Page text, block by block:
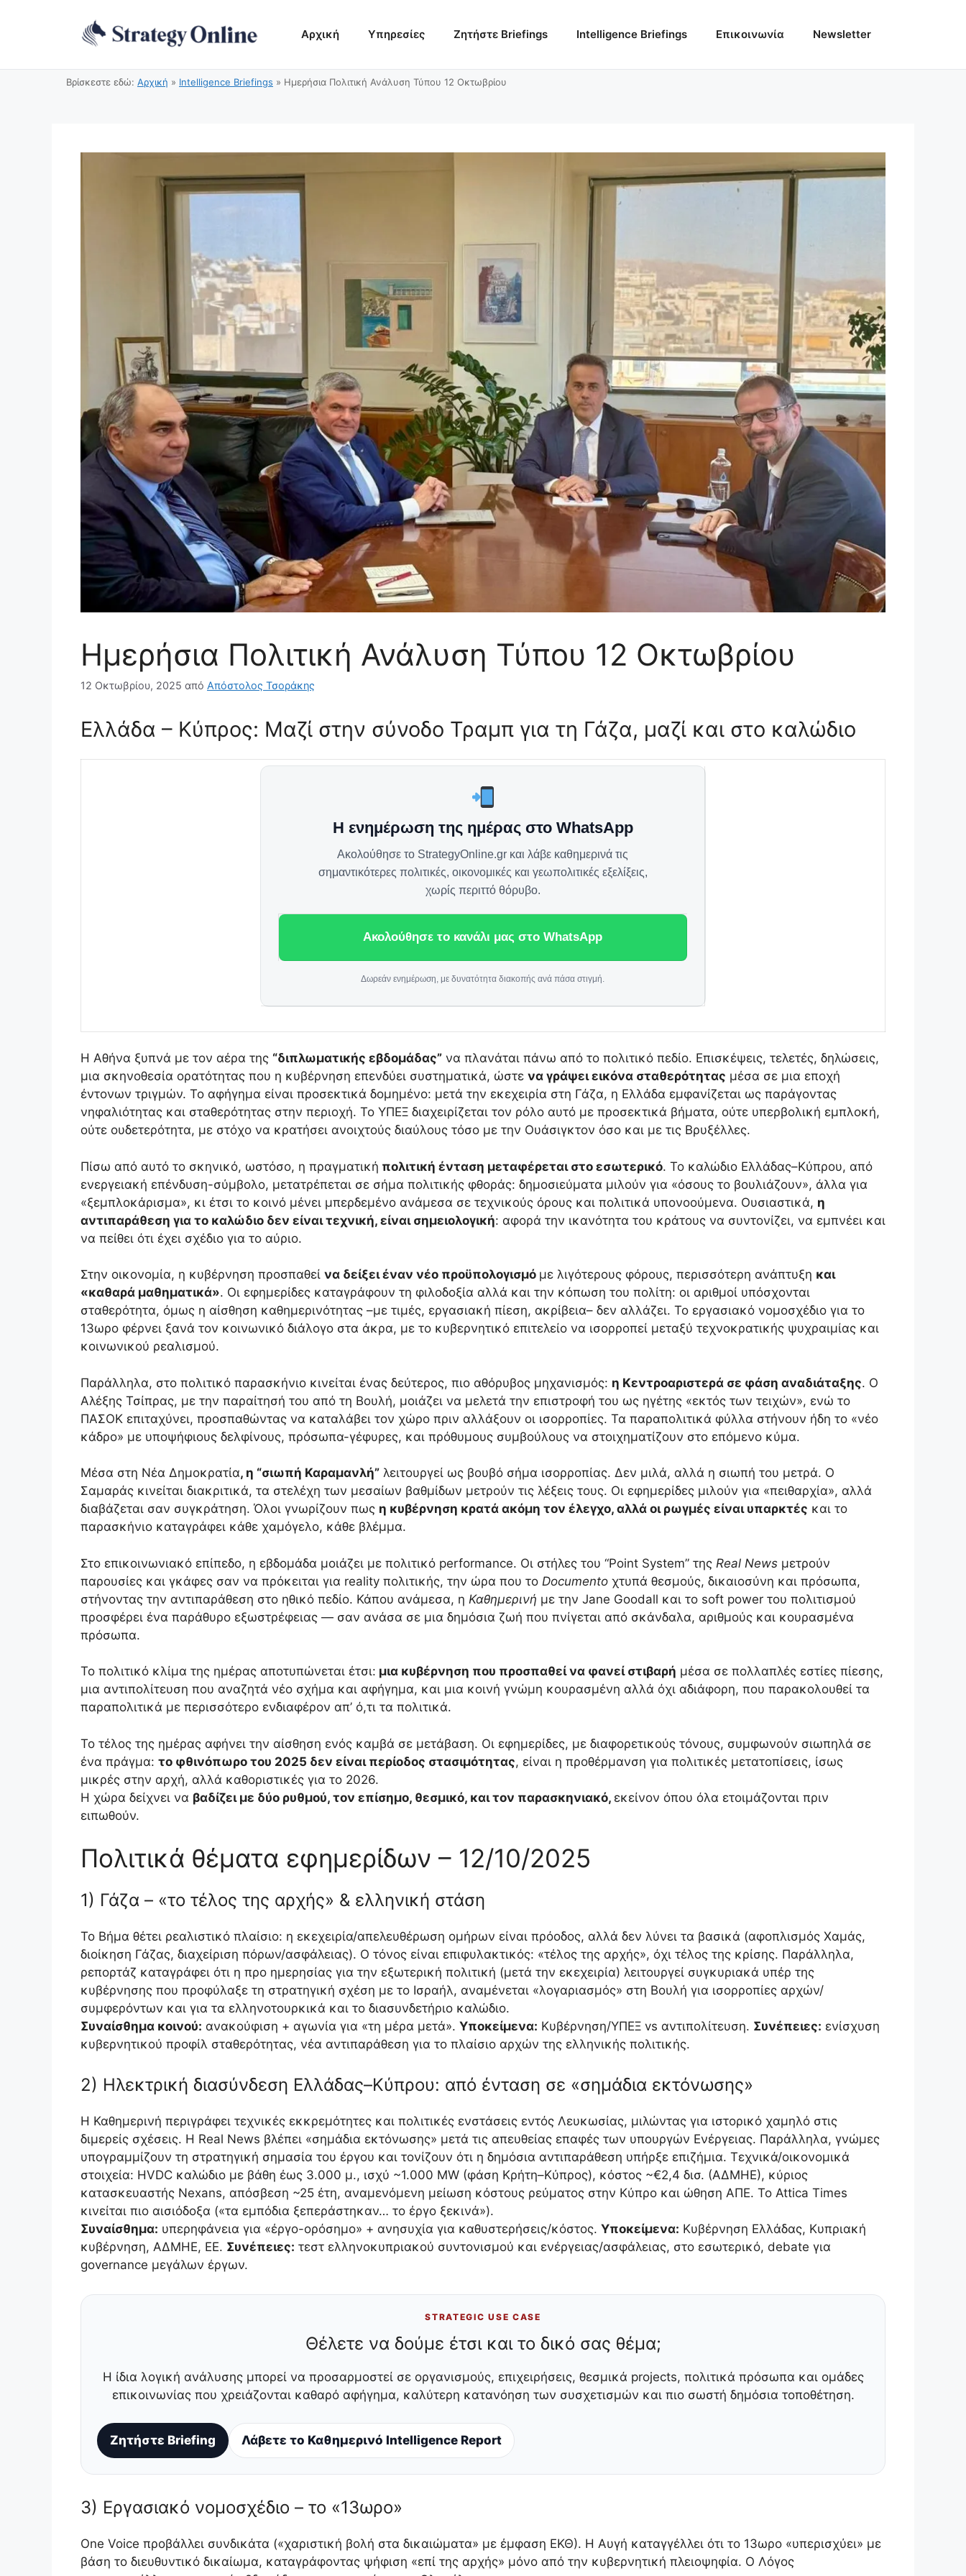
Αρχική Υπηρεσίες Ζητήστε Briefings Intelligence Briefings Επικοινωνία Newsletter
Βρίσκεστε εδώ: Αρχική » Intelligence Briefings » Ημερήσια Πολιτική Ανάλυση Τύπου 12 Οκτωβρίου
Ημερήσια Πολιτική Ανάλυση Τύπου 12 Οκτωβρίου
12 Οκτωβρίου, 2025 από Απόστολος Τσοράκης
Ελλάδα – Κύπρος: Μαζί στην σύνοδο Τραμπ για τη Γάζα, μαζί και στο καλώδιο
Η ενημέρωση της ημέρας στο WhatsApp
Ακολούθησε το StrategyOnline.gr και λάβε καθημερινά τις
σημαντικότερες πολιτικές, οικονομικές και γεωπολιτικές εξελίξεις,
χωρίς περιττό θόρυβο.
Ακολούθησε το κανάλι μας στο WhatsApp
Δωρεάν ενημέρωση, με δυνατότητα διακοπής ανά πάσα στιγμή.
Η Αθήνα ξυπνά με τον αέρα της “διπλωματικής εβδομάδας” να πλανάται πάνω από το πολιτικό πεδίο. Επισκέψεις, τελετές, δηλώσεις,
μια σκηνοθεσία ορατότητας που η κυβέρνηση επενδύει συστηματικά, ώστε να γράψει εικόνα σταθερότητας μέσα σε μια εποχή
έντονων τριγμών. Το αφήγημα είναι προσεκτικά δομημένο: μετά την εκεχειρία στη Γάζα, η Ελλάδα εμφανίζεται ως παράγοντας
νηφαλιότητας και σταθερότητας στην περιοχή. Το ΥΠΕΞ διαχειρίζεται τον ρόλο αυτό με προσεκτικά βήματα, ούτε υπερβολική εμπλοκή,
ούτε ουδετερότητα, με στόχο να κρατήσει ανοιχτούς διαύλους τόσο με την Ουάσιγκτον όσο και με τις Βρυξέλλες.
Πίσω από αυτό το σκηνικό, ωστόσο, η πραγματική πολιτική ένταση μεταφέρεται στο εσωτερικό. Το καλώδιο Ελλάδας–Κύπρου, από
ενεργειακή επένδυση-σύμβολο, μετατρέπεται σε σήμα πολιτικής φθοράς: δημοσιεύματα μιλούν για «όσους το βουλιάζουν», άλλα για
«ξεμπλοκάρισμα», κι έτσι το κοινό μένει μπερδεμένο ανάμεσα σε τεχνικούς όρους και πολιτικά υπονοούμενα. Ουσιαστικά, η
αντιπαράθεση για το καλώδιο δεν είναι τεχνική, είναι σημειολογική: αφορά την ικανότητα του κράτους να συντονίζει, να εμπνέει και
να πείθει ότι έχει σχέδιο για το αύριο.
Στην οικονομία, η κυβέρνηση προσπαθεί να δείξει έναν νέο προϋπολογισμό με λιγότερους φόρους, περισσότερη ανάπτυξη και
«καθαρά μαθηματικά». Οι εφημερίδες καταγράφουν τη φιλοδοξία αλλά και την κόπωση του πολίτη: οι αριθμοί υπόσχονται
σταθερότητα, όμως η αίσθηση καθημερινότητας –με τιμές, εργασιακή πίεση, ακρίβεια– δεν αλλάζει. Το εργασιακό νομοσχέδιο για το
13ωρο φέρνει ξανά τον κοινωνικό διάλογο στα άκρα, με το κυβερνητικό επιτελείο να ισορροπεί μεταξύ τεχνοκρατικής ψυχραιμίας και
κοινωνικού ρεαλισμού.
Παράλληλα, στο πολιτικό παρασκήνιο κινείται ένας δεύτερος, πιο αθόρυβος μηχανισμός: η Κεντροαριστερά σε φάση αναδιάταξης. Ο
Αλέξης Τσίπρας, με την παραίτησή του από τη Βουλή, μοιάζει να μελετά την επιστροφή του ως ηγέτης «εκτός των τειχών», ενώ το
ΠΑΣΟΚ επιταχύνει, προσπαθώντας να καταλάβει τον χώρο πριν αλλάξουν οι ισορροπίες. Τα παραπολιτικά φύλλα στήνουν ήδη το «νέο
κάδρο» με υποψήφιους δελφίνους, πρόσωπα-γέφυρες, και πρόθυμους συμβούλους να στοιχηματίζουν στο επόμενο κύμα.
Μέσα στη Νέα Δημοκρατία, η “σιωπή Καραμανλή” λειτουργεί ως βουβό σήμα ισορροπίας. Δεν μιλά, αλλά η σιωπή του μετρά. Ο
Σαμαράς κινείται διακριτικά, τα στελέχη των μεσαίων βαθμίδων μετρούν τις λέξεις τους. Οι εφημερίδες μιλούν για «πειθαρχία», αλλά
διαβάζεται σαν συγκράτηση. Όλοι γνωρίζουν πως η κυβέρνηση κρατά ακόμη τον έλεγχο, αλλά οι ρωγμές είναι υπαρκτές και το
παρασκήνιο καταγράφει κάθε χαμόγελο, κάθε βλέμμα.
Στο επικοινωνιακό επίπεδο, η εβδομάδα μοιάζει με πολιτικό performance. Οι στήλες του “Point System” της Real News μετρούν
παρουσίες και γκάφες σαν να πρόκειται για reality πολιτικής, την ώρα που το Documento χτυπά θεσμούς, δικαιοσύνη και πρόσωπα,
στήνοντας την αντιπαράθεση στο ηθικό πεδίο. Κάπου ανάμεσα, η Καθημερινή με την Jane Goodall και το soft power του πολιτισμού
προσφέρει ένα παράθυρο εξωστρέφειας — σαν ανάσα σε μια δημόσια ζωή που πνίγεται από σκάνδαλα, αριθμούς και κουρασμένα
πρόσωπα.
Το πολιτικό κλίμα της ημέρας αποτυπώνεται έτσι: μια κυβέρνηση που προσπαθεί να φανεί στιβαρή μέσα σε πολλαπλές εστίες πίεσης,
μια αντιπολίτευση που αναζητά νέο σχήμα και αφήγημα, και μια κοινή γνώμη κουρασμένη αλλά όχι αδιάφορη, που παρακολουθεί τα
παραπολιτικά με περισσότερο ενδιαφέρον απ’ ό,τι τα πολιτικά.
Το τέλος της ημέρας αφήνει την αίσθηση ενός καμβά σε μετάβαση. Οι εφημερίδες, με διαφορετικούς τόνους, συμφωνούν σιωπηλά σε
ένα πράγμα: το φθινόπωρο του 2025 δεν είναι περίοδος στασιμότητας, είναι η προθέρμανση για πολιτικές μετατοπίσεις, ίσως
μικρές στην αρχή, αλλά καθοριστικές για το 2026.
Η χώρα δείχνει να βαδίζει με δύο ρυθμού, τον επίσημο, θεσμικό, και τον παρασκηνιακό, εκείνον όπου όλα ετοιμάζονται πριν
ειπωθούν.
Πολιτικά θέματα εφημερίδων – 12/10/2025
1) Γάζα – «το τέλος της αρχής» & ελληνική στάση
Το Βήμα θέτει ρεαλιστικό πλαίσιο: η εκεχειρία/απελευθέρωση ομήρων είναι πρόοδος, αλλά δεν λύνει τα βασικά (αφοπλισμός Χαμάς,
διοίκηση Γάζας, διαχείριση πόρων/ασφάλειας). Ο τόνος είναι επιφυλακτικός: «τέλος της αρχής», όχι τέλος της κρίσης. Παράλληλα,
ρεπορτάζ καταγράφει ότι η προ ημερησίας για την εξωτερική πολιτική (μετά την εκεχειρία) λειτουργεί συγκυριακά υπέρ της
κυβέρνησης που προφύλαξε τη στρατηγική σχέση με το Ισραήλ, αναμένεται «λογαριασμός» στη Βουλή για ισορροπίες αρχών/
συμφερόντων και για τα ελληνοτουρκικά και το διασυνδετήριο καλώδιο.
Συναίσθημα κοινού: ανακούφιση + αγωνία για «τη μέρα μετά». Υποκείμενα: Κυβέρνηση/ΥΠΕΞ vs αντιπολίτευση. Συνέπειες: ενίσχυση
κυβερνητικού προφίλ σταθερότητας, νέα αντιπαράθεση για το πλαίσιο αρχών της ελληνικής πολιτικής.
2) Ηλεκτρική διασύνδεση Ελλάδας–Κύπρου: από ένταση σε «σημάδια εκτόνωσης»
Η Καθημερινή περιγράφει τεχνικές εκκρεμότητες και πολιτικές ενστάσεις εντός Λευκωσίας, μιλώντας για ιστορικό χαμηλό στις
διμερείς σχέσεις. Η Real News βλέπει «σημάδια εκτόνωσης» μετά τις απευθείας επαφές των υπουργών Ενέργειας. Παράλληλα, γνώμες
υπογραμμίζουν τη στρατηγική σημασία του έργου και τονίζουν ότι η δημόσια αντιπαράθεση υπήρξε επιζήμια. Τεχνικά/οικονομικά
στοιχεία: HVDC καλώδιο με βάθη έως 3.000 μ., ισχύ ~1.000 MW (φάση Κρήτη–Κύπρος), κόστος ~€2,4 δισ. (ΑΔΜΗΕ), κύριος
κατασκευαστής Nexans, απόσβεση ~25 έτη, αναμενόμενη μείωση κόστους ρεύματος στην Κύπρο και ώθηση ΑΠΕ. Το Attica Times
κινείται πιο αισιόδοξα («τα εμπόδια ξεπεράστηκαν… το έργο ξεκινά»).
Συναίσθημα: υπερηφάνεια για «έργο-ορόσημο» + ανησυχία για καθυστερήσεις/κόστος. Υποκείμενα: Κυβέρνηση Ελλάδας, Κυπριακή
κυβέρνηση, ΑΔΜΗΕ, ΕΕ. Συνέπειες: τεστ ελληνοκυπριακού συντονισμού και ενέργειας/ασφάλειας, στο εσωτερικό, debate για
governance μεγάλων έργων.
STRATEGIC USE CASE
Θέλετε να δούμε έτσι και το δικό σας θέμα;
Η ίδια λογική ανάλυσης μπορεί να προσαρμοστεί σε οργανισμούς, επιχειρήσεις, θεσμικά projects, πολιτικά πρόσωπα και ομάδες
επικοινωνίας που χρειάζονται καθαρό αφήγημα, καλύτερη κατανόηση των συσχετισμών και πιο σωστή δημόσια τοποθέτηση.
Ζητήστε Briefing Λάβετε το Καθημερινό Intelligence Report
3) Εργασιακό νομοσχέδιο – το «13ωρο»
One Voice προβάλλει συνδικάτα («χαριστική βολή στα δικαιώματα» με έμφαση ΕΚΘ). Η Αυγή καταγγέλλει ότι το 13ωρο «υπερισχύει» με
βάση το διευθυντικό δικαίωμα, καταγράφοντας ψήφιση «επί της αρχής» μόνο από την κυβερνητική πλειοψηφία. Ο Λόγος